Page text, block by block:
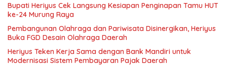
Bupati Heriyus Cek Langsung Kesiapan Penginapan Tamu HUT
ke-24 Murung Raya
Pembangunan Olahraga dan Pariwisata Disinergikan, Heriyus
Buka FGD Desain Olahraga Daerah
Heriyus Teken Kerja Sama dengan Bank Mandiri untuk
Modernisasi Sistem Pembayaran Pajak Daerah